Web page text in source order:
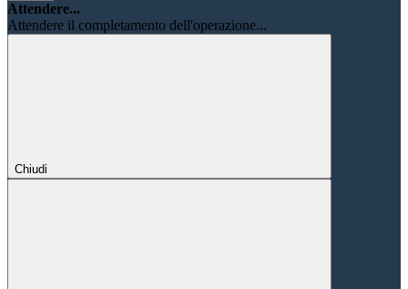
Attendere...
Attendere il completamento dell'operazione...
Chiudi